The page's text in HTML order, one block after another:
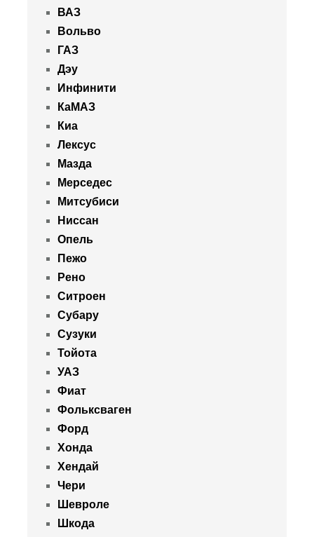
ВАЗ
Вольво
ГАЗ
Дэу
Инфинити
КаМАЗ
Киа
Лексус
Мазда
Мерседес
Митсубиси
Ниссан
Опель
Пежо
Рено
Ситроен
Субару
Сузуки
Тойота
УАЗ
Фиат
Фольксваген
Форд
Хонда
Хендай
Чери
Шевроле
Шкода